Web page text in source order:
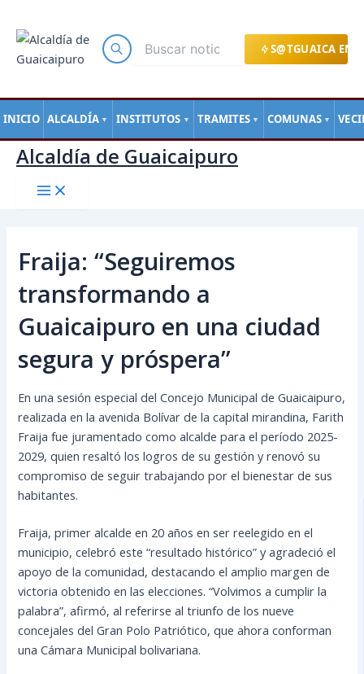
S@TGUAICA EN
INICIO ALCALDÍA ▼ INSTITUTOS ▼ TRAMITES ▼ COMUNAS ▼
contenido
Alcaldía de Guaicaipuro
Fraija: “Seguiremos
transformando a
Guaicaipuro en una ciudad
segura y próspera”
En una sesión especial del Concejo Municipal de Guaicaipuro,
realizada en la avenida Bolívar de la capital mirandina, Farith
Fraija fue juramentado como alcalde para el período 2025-
2029, quien resaltó los logros de su gestión y renovó su
compromiso de seguir trabajando por el bienestar de sus
habitantes.
Fraija, primer alcalde en 20 años en ser reelegido en el
municipio, celebró este “resultado histórico” y agradeció el
apoyo de la comunidad, destacando el amplio margen de
victoria obtenido en las elecciones. “Volvimos a cumplir la
palabra”, afirmó, al referirse al triunfo de los nueve
concejales del Gran Polo Patriótico, que ahora conforman
una Cámara Municipal bolivariana.
de
entradas